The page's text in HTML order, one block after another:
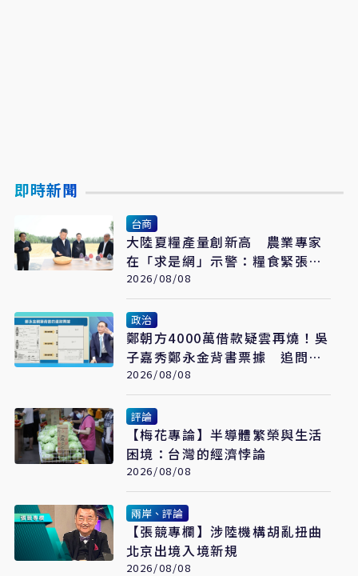
即時新聞
台商
大陸夏糧產量創新高 農業專家
在「求是網」示警：糧食緊張會
長期存在
2026/08/08
政治
鄭朝方4000萬借款疑雲再燒！吳
子嘉秀鄭永金背書票據 追問
2018選舉資金流向
2026/08/08
評論
【梅花專論】半導體繁榮與生活
困境：台灣的經濟悖論
2026/08/08
兩岸、評論
【張競專欄】涉陸機構胡亂扭曲
北京出境入境新規
2026/08/08